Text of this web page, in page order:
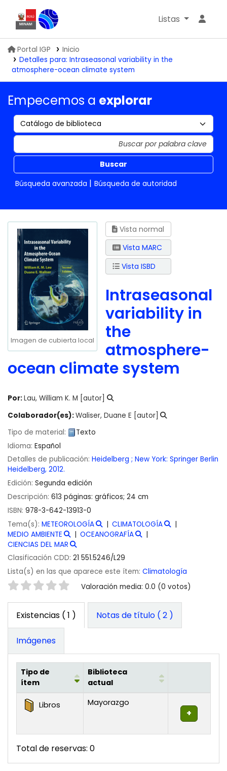
Biblioteca IGP
Listas
Portal IGP
Inicio
Detalles para: Intraseasonal variability in the
atmosphere-ocean climate system
Empecemos a explorar
Buscar
Búsqueda avanzada
Búsqueda de autoridad
Imagen de cubierta local
Vista normal
Vista MARC
Vista ISBD
Intraseasonal
variability in
the
atmosphere-
ocean climate system
Por:Lau, William K. M [autor]
Colaborador(es):Waliser, Duane E [autor]
Tipo de material:
Texto
Idioma: Español
Detalles de publicación: Heidelberg ; New York: Springer Berlin
Heidelberg, 2012.
Edición: Segunda edición
Descripción: 613 páginas: gráficos; 24 cm
ISBN: 978-3-642-13913-0
Tema(s): METEOROLOGÍA
CLIMATOLOGÍA
MEDIO AMBIENTE
OCEANOGRAFÍA
CIENCIAS DEL MAR
Clasificación CDD: 21 551.5246/L29
Lista(s) en las que aparece este ítem: Climatología
Valoración Valoración media: 0.0 (0 votos)
Existencias ( 1 ) Notas de título ( 2 )
Imágenes
Existencias
Tipo de
ítem
Biblioteca
actual
Libros Mayorazgo
Total de reservas: 0